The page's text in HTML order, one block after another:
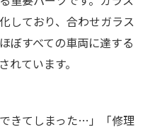
しており、合わせガラス
ぼすべての車両に達する
れています。
きてしまった…」「修理